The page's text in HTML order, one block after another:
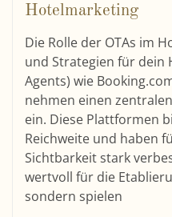
Hotelmarketing
Die Rolle der OTAs im
und Strategien für dein
Agents) wie
nehmen einen
ein. Diese Plattformen
Reichweite und haben
Sichtbarkeit stark
wertvoll für die
sondern spielen